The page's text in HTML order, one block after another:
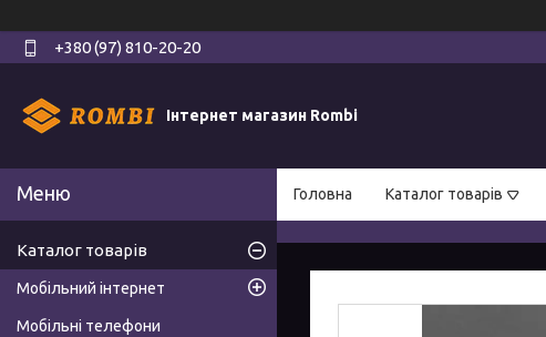
+380 (97) 810-20-20
Інтернет магазин Rombi
Головна Каталог товарів
Каталог товарів
Мобільний інтернет
Мобільні телефони